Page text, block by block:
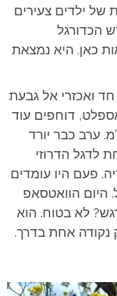
של ילדים צעירים
הכדורגל
כאן. היא נמצאת
חד ואכזרי אל גבעת
דוחפים עוד
השעון מתקרב ל־50 ק”מ. ערב כבר יורד
לדגל הדרוזי
פעם היו עומדים
היום הוואטסאפ
לא בטוח. הוא
נקודה אחת בדרך.